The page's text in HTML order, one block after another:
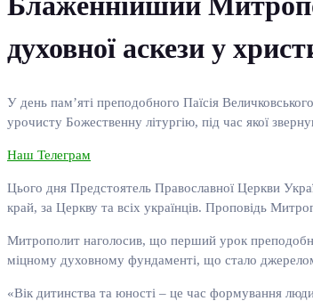
духовної аскези у
У день пам’яті преподобного Паїсія
урочисту Божественну літургію, під час якої
Наш Телеграм
Цього дня Предстоятель Православної Церкви
край, за Церкву та всіх українців. Проповідь
Митрополит наголосив, що перший урок
міцному духовному фундаменті, що стало
«Вік дитинства та юності – це час формування